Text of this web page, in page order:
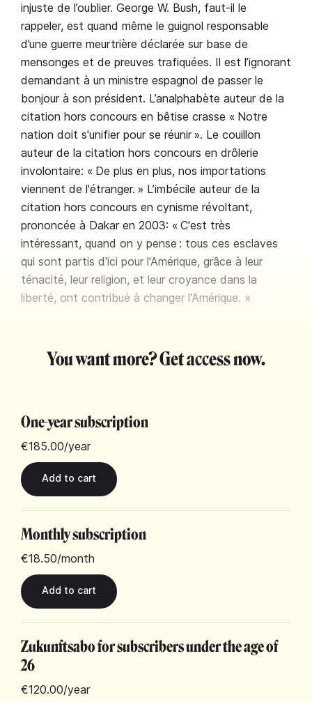
injuste de l’oublier. George W. Bush, faut-il le
rappeler, est quand même le guignol responsable
d’une guerre meurtrière déclarée sur base de
mensonges et de preuves trafiquées. Il est l’ignorant
demandant à un ministre espagnol de passer le
bonjour à son président. L’analphabète auteur de la
citation hors concours en bêtise crasse « Notre
nation doit s'unifier pour se réunir ». Le couillon
auteur de la citation hors concours en drôlerie
involontaire: « De plus en plus, nos importations
viennent de l'étranger. » L’imbécile auteur de la
citation hors concours en cynisme révoltant,
prononcée à Dakar en 2003: « C'est très
intéressant, quand on y pense : tous ces esclaves
qui sont partis d'ici pour l'Amérique, grâce à leur
ténacité, leur religion, et leur croyance dans la
liberté, ont contribué à changer l'Amérique. »
You want more? Get access now.
One-year subscription
€185.00/year
Monthly subscription
€18.50/month
Zukunftsabo for subscribers under the age of
26
€120.00/year